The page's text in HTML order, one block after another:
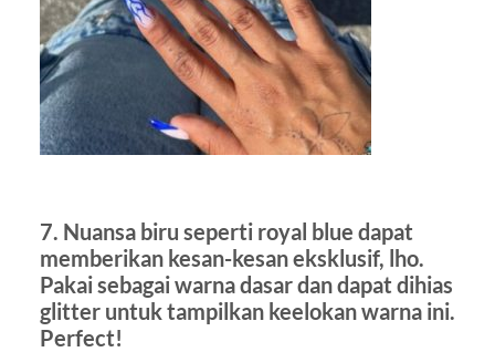
7. Nuansa biru seperti royal blue dapat
memberikan kesan-kesan eksklusif, lho.
Pakai sebagai warna dasar dan dapat dihias
glitter untuk tampilkan keelokan warna ini.
Perfect!